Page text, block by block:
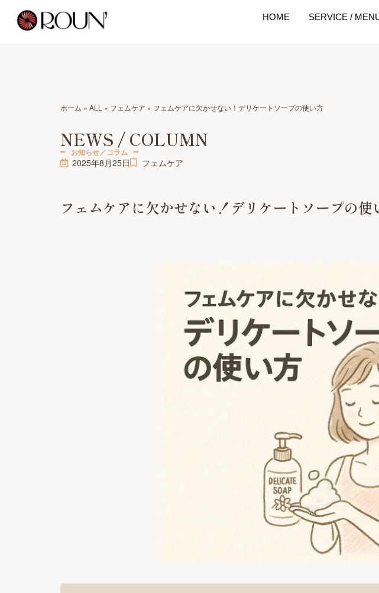
HOME SERVICE /
ホーム » ALL » フェムケア » フェムケアに欠かせない！デリケートソープの使い方
NEWS / COLUMN
お知らせ／コラム
2025年8月25日 フェムケア
フェムケアに欠かせない！デリケートソープの使